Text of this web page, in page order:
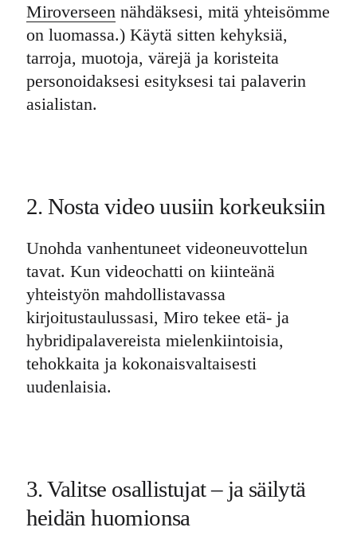
Miroverseen nähdäksesi, mitä yhteisömme
on luomassa.) Käytä sitten kehyksiä,
tarroja, muotoja, värejä ja koristeita
personoidaksesi esityksesi tai palaverin
asialistan.
2. Nosta video uusiin korkeuksiin
Unohda vanhentuneet videoneuvottelun
tavat. Kun videochatti on kiinteänä
yhteistyön mahdollistavassa
kirjoitustaulussasi, Miro tekee etä- ja
hybridipalavereista mielenkiintoisia,
tehokkaita ja kokonaisvaltaisesti
uudenlaisia.
3. Valitse osallistujat – ja säilytä
heidän huomionsa